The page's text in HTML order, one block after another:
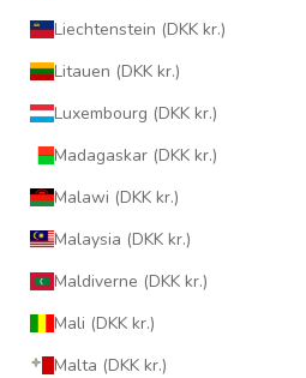
Liechtenstein (DKK kr.)
Litauen (DKK kr.)
Luxembourg (DKK kr.)
Madagaskar (DKK kr.)
Malawi (DKK kr.)
Malaysia (DKK kr.)
Maldiverne (DKK kr.)
Mali (DKK kr.)
Malta (DKK kr.)